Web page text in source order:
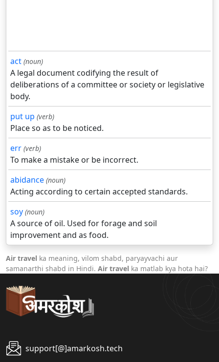
act (noun)
A legal document codifying the result of
deliberations of a committee or society or legislative
body.
put up (verb)
Place so as to be noticed.
err (verb)
To make a mistake or be incorrect.
abidance (noun)
Acting according to certain accepted standards.
soy (noun)
A source of oil. Used for forage and soil
improvement and as food.
Air travel ka meaning, vilom shabd, paryayvachi aur
samanarthi shabd in Hindi. Air travel ka matlab kya hota hai?
support[@]amarkosh.tech